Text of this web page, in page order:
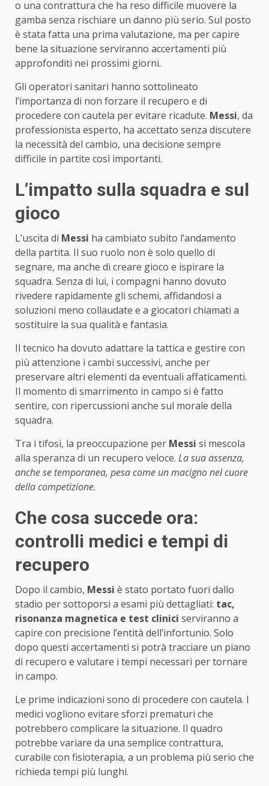
o una contrattura che ha reso difficile muovere la
gamba senza rischiare un danno più serio. Sul posto
è stata fatta una prima valutazione, ma per capire
bene la situazione serviranno accertamenti più
approfonditi nei prossimi giorni.
Gli operatori sanitari hanno sottolineato
l’importanza di non forzare il recupero e di
procedere con cautela per evitare ricadute. Messi, da
professionista esperto, ha accettato senza discutere
la necessità del cambio, una decisione sempre
difficile in partite così importanti.
L’impatto sulla squadra e sul
gioco
L’uscita di Messi ha cambiato subito l’andamento
della partita. Il suo ruolo non è solo quello di
segnare, ma anche di creare gioco e ispirare la
squadra. Senza di lui, i compagni hanno dovuto
rivedere rapidamente gli schemi, affidandosi a
soluzioni meno collaudate e a giocatori chiamati a
sostituire la sua qualità e fantasia.
Il tecnico ha dovuto adattare la tattica e gestire con
più attenzione i cambi successivi, anche per
preservare altri elementi da eventuali affaticamenti.
Il momento di smarrimento in campo si è fatto
sentire, con ripercussioni anche sul morale della
squadra.
Tra i tifosi, la preoccupazione per Messi si mescola
alla speranza di un recupero veloce. La sua assenza,
anche se temporanea, pesa come un macigno nel cuore
della competizione.
Che cosa succede ora:
controlli medici e tempi di
recupero
Dopo il cambio, Messi è stato portato fuori dallo
stadio per sottoporsi a esami più dettagliati: tac,
risonanza magnetica e test clinici serviranno a
capire con precisione l’entità dell’infortunio. Solo
dopo questi accertamenti si potrà tracciare un piano
di recupero e valutare i tempi necessari per tornare
in campo.
Le prime indicazioni sono di procedere con cautela. I
medici vogliono evitare sforzi prematuri che
potrebbero complicare la situazione. Il quadro
potrebbe variare da una semplice contrattura,
curabile con fisioterapia, a un problema più serio che
richieda tempi più lunghi.